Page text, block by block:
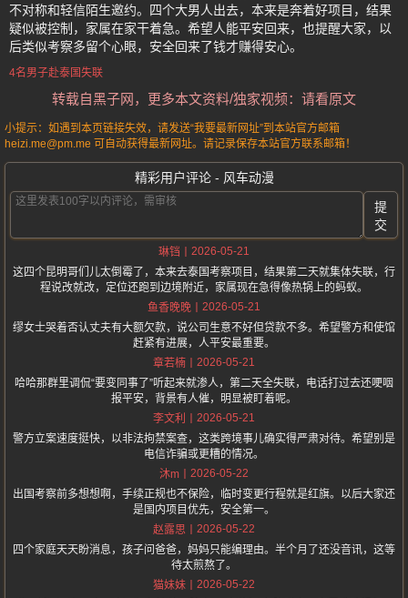
不对称和轻信陌生邀约。四个大男人出去，本来是奔着好项目，结果
疑似被控制，家属在家干着急。希望人能平安回来，也提醒大家，以
后类似考察多留个心眼，安全回来了钱才赚得安心。
4名男子赴泰国失联
转载自黑子网，更多本文资料/独家视频：请看原文
小提示：如遇到本页链接失效，请发送“我要最新网址”到本站官方邮箱
heizi.me@pm.me 可自动获得最新网址。请记录保存本站官方联系邮箱！
精彩用户评论 - 风车动漫
提
交
琳铛
2026-05-21
这四个昆明哥们儿太倒霉了，本来去泰国考察项目，结果第二天就集体失联，行
程说改就改，定位还跑到边境附近，家属现在急得像热锅上的蚂蚁。
鱼香晚晚
2026-05-21
缪女士哭着否认丈夫有大额欠款，说公司生意不好但贷款不多。希望警方和使馆
赶紧有进展，人平安最重要。
章若楠
2026-05-21
哈哈那群里调侃“要变同事了”听起来就渗人，第二天全失联，电话打过去还哽咽
报平安，背景有人催，明显被盯着呢。
李文利
2026-05-21
警方立案速度挺快，以非法拘禁案查，这类跨境事儿确实得严肃对待。希望别是
电信诈骗或更糟的情况。
沐m
2026-05-22
出国考察前多想想啊，手续正规也不保险，临时变更行程就是红旗。以后大家还
是国内项目优先，安全第一。
赵露思
2026-05-22
四个家庭天天盼消息，孩子问爸爸，妈妈只能编理由。半个月了还没音讯，这等
待太煎熬了。
猫妹妹
2026-05-22